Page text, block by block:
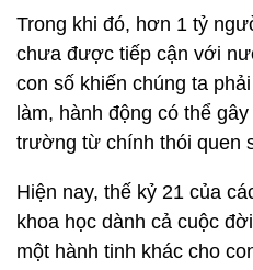
Trong khi đó, hơn 1 tỷ
chưa được tiếp cận với
con số khiến chúng ta
làm, hành động có thể
trường từ chính thói quen
Hiện nay, thế kỷ 21 của
khoa học dành cả cuộc
một hành tinh khác cho